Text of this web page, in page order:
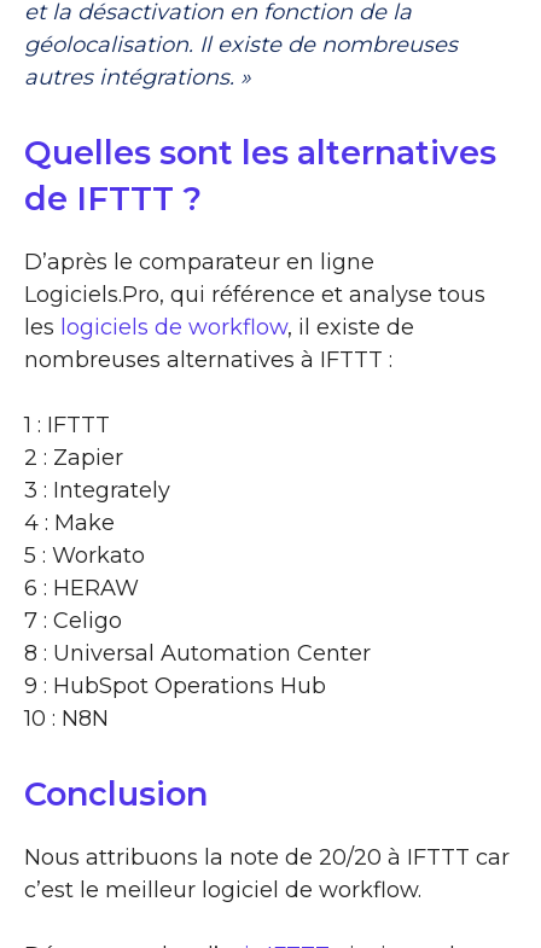
et la désactivation en fonction de la
géolocalisation. Il existe de nombreuses
autres intégrations. »
Quelles sont les alternatives
de IFTTT ?
D’après le comparateur en ligne
Logiciels.Pro, qui référence et analyse tous
les logiciels de workflow, il existe de
nombreuses alternatives à IFTTT :
1 : IFTTT
2 : Zapier
3 : Integrately
4 : Make
5 : Workato
6 : HERAW
7 : Celigo
8 : Universal Automation Center
9 : HubSpot Operations Hub
10 : N8N
Conclusion
Nous attribuons la note de 20/20 à IFTTT car
c’est le meilleur logiciel de workflow.